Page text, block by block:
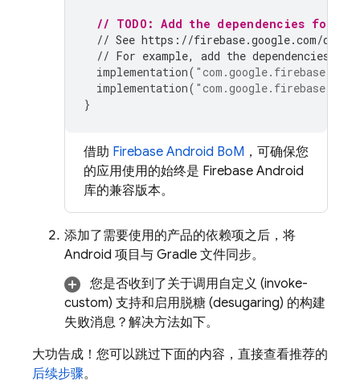
// TODO: Add the dependencies for
// See https://firebase.google.com/
// For example, add the dependencies
implementation(
implementation(
}
借助 Firebase Android BoM ，可确保您
的应用使用的始终是 Firebase Android
库的兼容版本。
添加了需要使用的产品的依赖项之后，将
Android 项目与 Gradle 文件同步。
您是否收到了关于调用自定义 (invoke-
custom) 支持和启用脱糖 (desugaring) 的构建
失败消息？解决方法如下。
大功告成！您可以跳过下面的内容，直接查看推荐的
后续步骤。